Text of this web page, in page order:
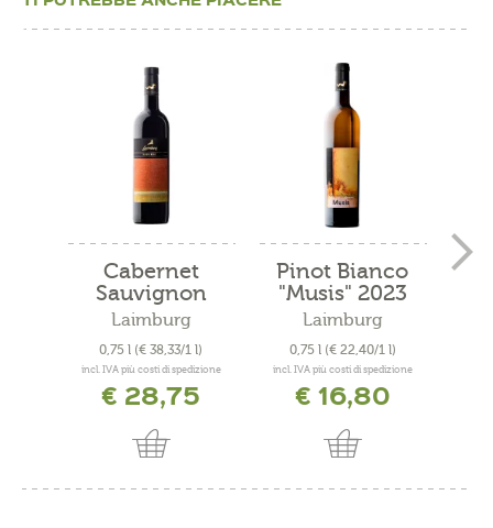
Cabernet
Sauvignon
Riserva...
Laimburg
0,75 l (€ 38,33/1 l)
incl. IVA più costi di spedizione
€ 28,75
Pinot Bianco
"Musis" 2023
Laimburg
0,75 l (€ 22,40/1 l)
incl. IVA più costi di spedizione
€ 16,80